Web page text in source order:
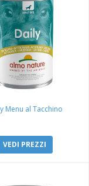
Menu al Tacchino
VEDI PREZZI